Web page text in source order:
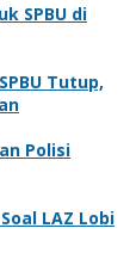
SPBU di
Tutup,
Polisi
LAZ Lobi